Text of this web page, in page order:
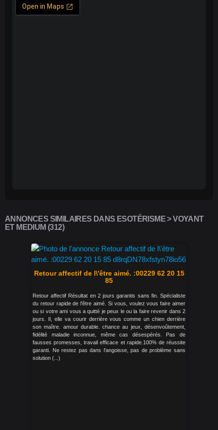
ANNONCES SIMILAIRES DANS ESOTÉRISME > VOYANT
ET MEDIUM (312)
Retour affectif de l\'être aimé. :00229 62 20 15
85
Retour affectif Résultat en 2 jours garantis sans fin. Spécialiste
du retour rapide de l'être aimé. Si vous, voulez vous faire aimer
ou si votre ami vous a quitté je peux le ou la faire revenir dans 2
jours. Il, elle va courir derrière vous comme un chien derrière
son maître. amour durable. chance au jeux, désenvoûtement,
fidélité maladie inconnue, même cas désespérés. Pas de
fausses promesses, travail efficace et rapide.100% de réussite
garanti. Ne restez pas dans l'angoisse, pas de problème sans
solution (...)